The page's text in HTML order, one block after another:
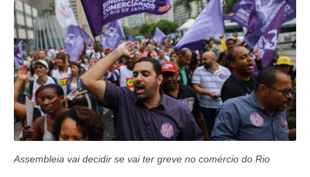
Coletivo Margaridas
Coletivo de Igualdade Racial
DENÚNCIAS
SERVIÇOS
Acordos e convenções
Cadastro de empresa
Assembleia vai decidir se vai ter greve no comércio do Rio